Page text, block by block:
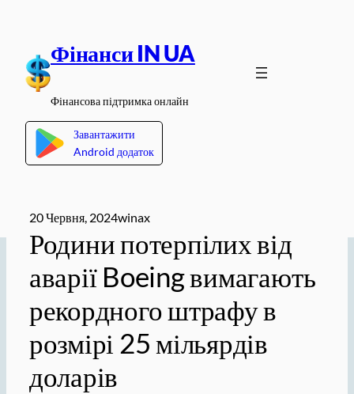
вмісту
Фінанси IN UA
Фінансова підтримка онлайн
Завантажити
Android додаток
20 Червня, 2024winax
Родини потерпілих від
аварії Boeing вимагають
рекордного штрафу в
розмірі 25 мільярдів
доларів